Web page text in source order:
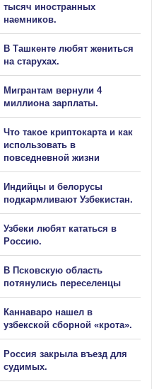
тысяч иностранных
наемников.
В Ташкенте любят жениться
на старухах.
Мигрантам вернули 4
миллиона зарплаты.
Что такое криптокарта и как
использовать в
повседневной жизни
Индийцы и белорусы
подкармливают Узбекистан.
Узбеки любят кататься в
Россию.
В Псковскую область
потянулись переселенцы
Каннаваро нашел в
узбекской сборной «крота».
Россия закрыла въезд для
судимых.